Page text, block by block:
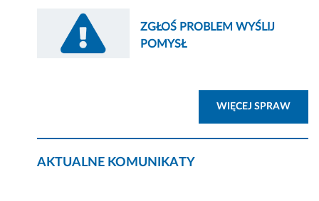
ZGŁOŚ PROBLEM WYŚLIJ
POMYSŁ
WIĘCEJ SPRAW
AKTUALNE KOMUNIKATY